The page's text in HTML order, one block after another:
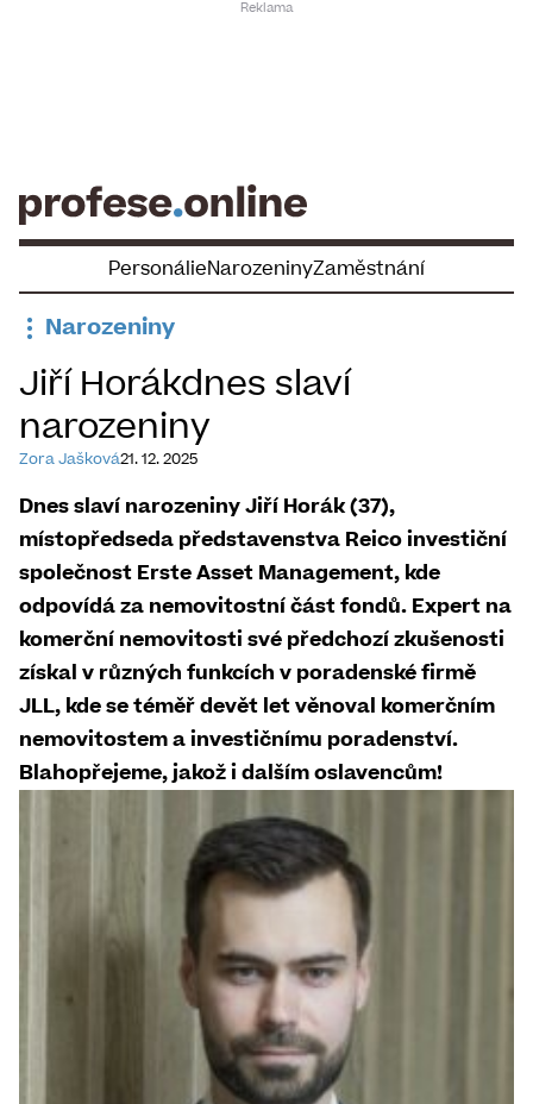
PersonálieNarozeninyZaměstnání
Narozeniny
Jiří Horákdnes slaví
narozeniny
Zora Jašková21. 12. 2025
Dnes slaví narozeniny Jiří Horák (37),
místopředseda představenstva Reico investiční
společnost Erste Asset Management, kde
odpovídá za nemovitostní část fondů. Expert na
komerční nemovitosti své předchozí zkušenosti
získal v různých funkcích v poradenské firmě
JLL, kde se téměř devět let věnoval komerčním
nemovitostem a investičnímu poradenství.
Blahopřejeme, jakož i dalším oslavencům!